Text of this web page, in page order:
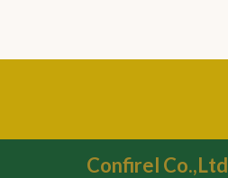
Confirel Co.,Ltd